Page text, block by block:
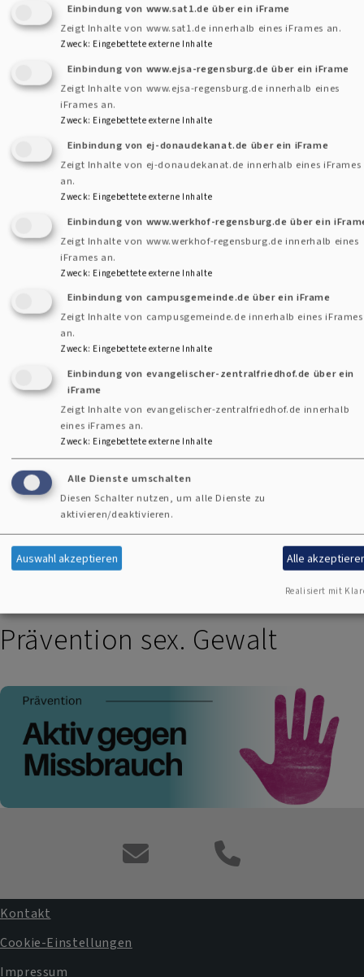
Spenden
Ihre Spende
Kirchensteuer Kirchgeld
Finanzen
Geld
Prävention sex. Gewalt
Kontaktformular
Fußbereichsmenü
Kontakt
Cookie-Einstellungen
Impressum
Einbindung von www.sat1.de über ein iFrame
Zeigt Inhalte von www.sat1.de innerhalb eines iFrames an.
Zweck: Eingebettete externe Inhalte
Einbindung von www.ejsa-regensburg.de über ein iFrame
Zeigt Inhalte von www.ejsa-regensburg.de innerhalb eines
iFrames an.
Zweck: Eingebettete externe Inhalte
Einbindung von ej-donaudekanat.de über ein iFrame
Zeigt Inhalte von ej-donaudekanat.de innerhalb eines iFrames
an.
Zweck: Eingebettete externe Inhalte
Einbindung von www.werkhof-regensburg.de über ein
Zeigt Inhalte von www.werkhof-regensburg.de innerhalb eines
iFrames an.
Zweck: Eingebettete externe Inhalte
Einbindung von campusgemeinde.de über ein iFrame
Zeigt Inhalte von campusgemeinde.de innerhalb eines iFrames
an.
Zweck: Eingebettete externe Inhalte
Einbindung von evangelischer-zentralfriedhof.de über ein
iFrame
Zeigt Inhalte von evangelischer-zentralfriedhof.de innerhalb
eines iFrames an.
Zweck: Eingebettete externe Inhalte
Alle Dienste umschalten
Diesen Schalter nutzen, um alle Dienste zu
aktivieren/deaktivieren.
Auswahl akzeptieren Alle
Realisiert mit